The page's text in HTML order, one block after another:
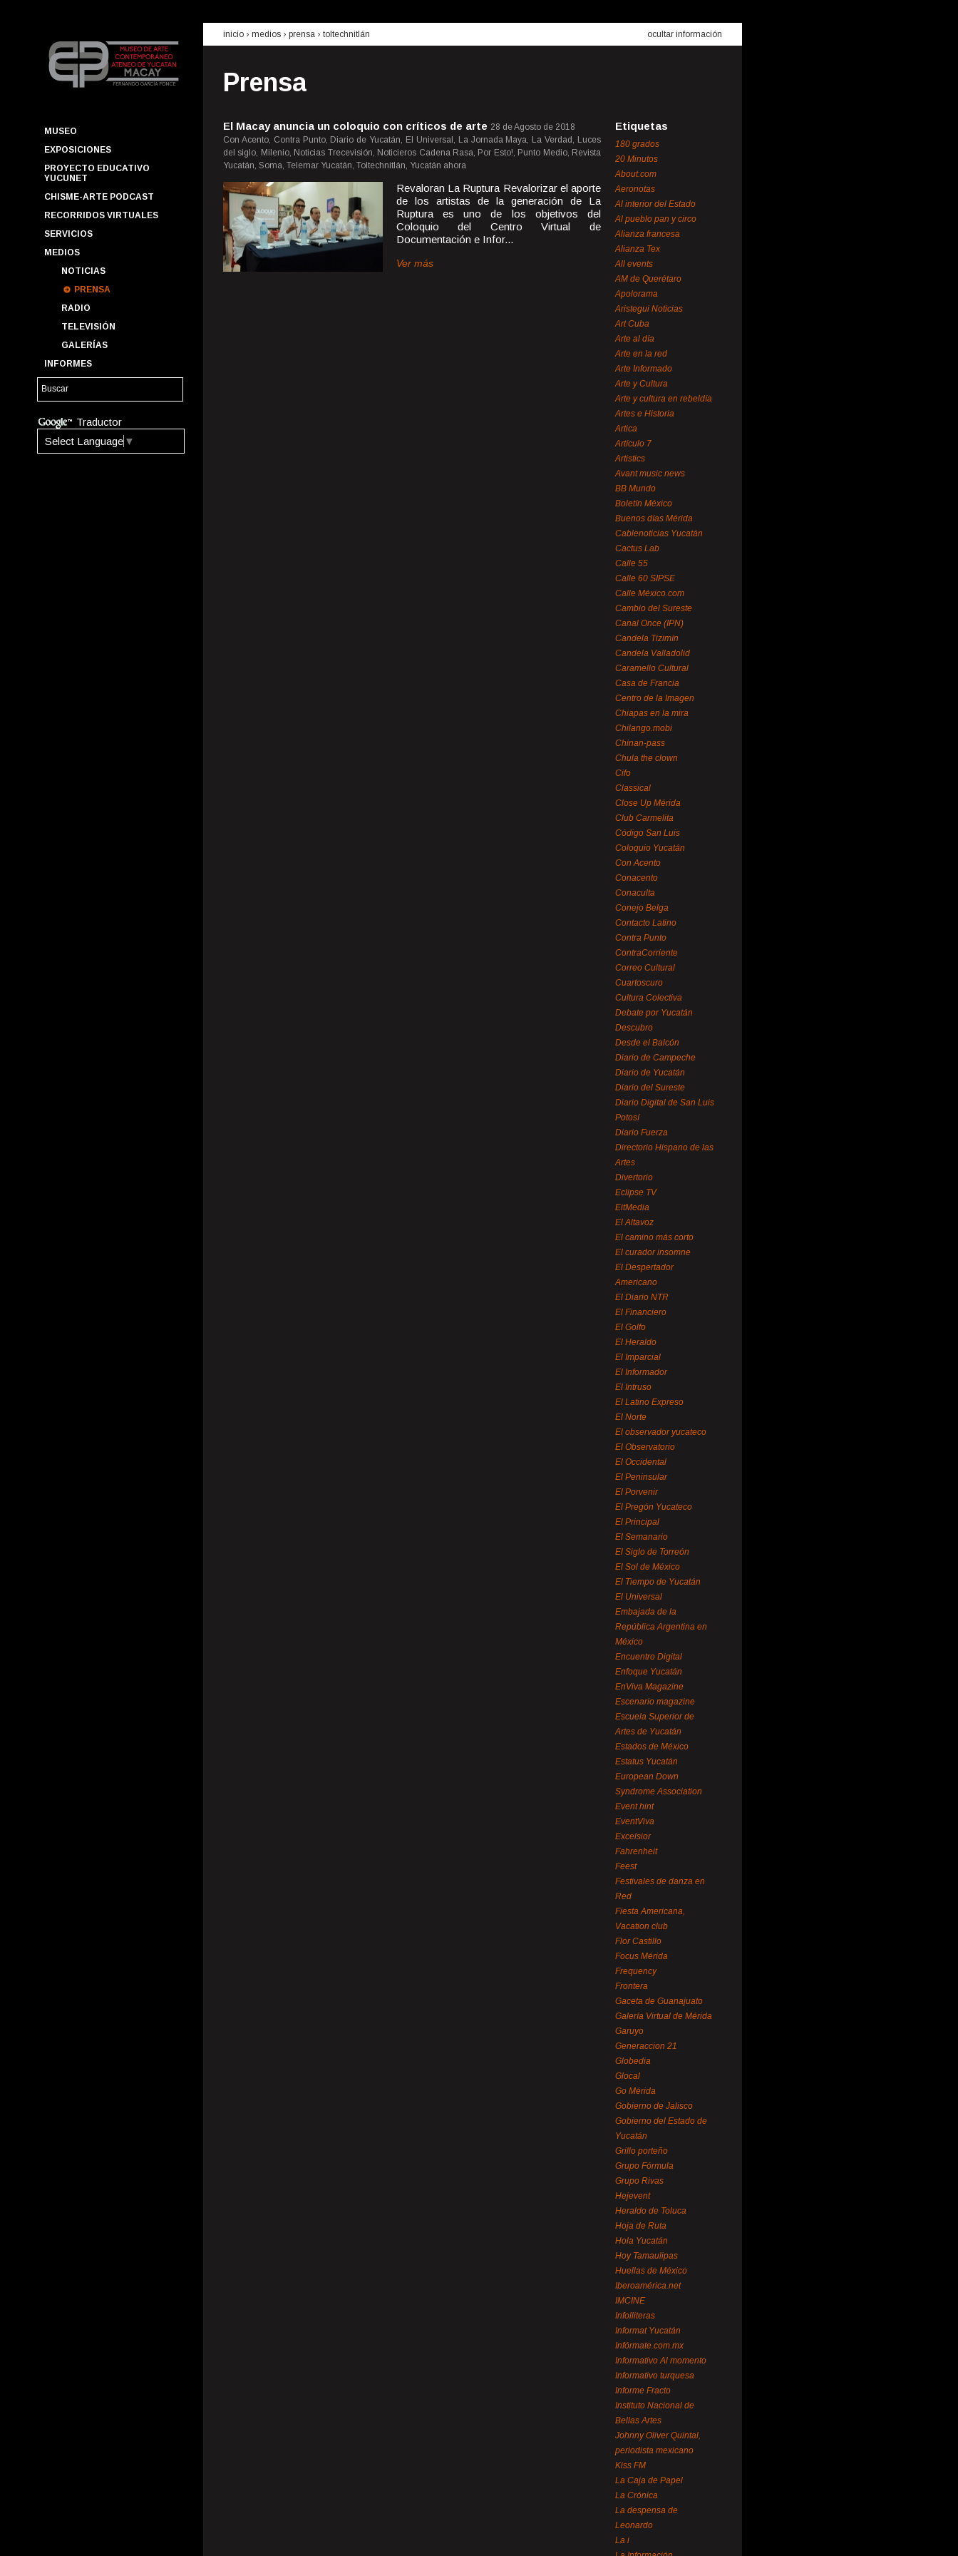
MUSEO
EXPOSICIONES
PROYECTO EDUCATIVO
YUCUNET
CHISME-ARTE PODCAST
RECORRIDOS VIRTUALES
SERVICIOS
MEDIOS
NOTICIAS
PRENSA
RADIO
TELEVISIÓN
GALERÍAS
INFORMES
Traductor
Select Language ▼
inicio › medios › prensa › toltechnitlán ocultar información
Prensa
El Macay anuncia un coloquio con críticos de arte 28 de Agosto de 2018
Con Acento, Contra Punto, Diario de Yucatán, El Universal, La Jornada Maya, La Verdad, Luces
del siglo, Milenio, Noticias Trecevisión, Noticieros Cadena Rasa, Por Esto!, Punto Medio, Revista
Yucatán, Soma, Telemar Yucatán, Toltechnitlán, Yucatán ahora
Revaloran La Ruptura Revalorizar el aporte
de los artistas de la generación de La
Ruptura es uno de los objetivos del
Coloquio del Centro Virtual de
Documentación e Infor...
Ver más
Etiquetas
180 grados
20 Minutos
About.com
Aeronotas
Al interior del Estado
Al pueblo pan y circo
Alianza francesa
Alianza Tex
All events
AM de Querétaro
Apolorama
Aristegui Noticias
Art Cuba
Arte al día
Arte en la red
Arte Informado
Arte y Cultura
Arte y cultura en rebeldía
Artes e Historia
Artica
Artículo 7
Artistics
Avant music news
BB Mundo
Boletín México
Buenos días Mérida
Cablenoticias Yucatán
Cactus Lab
Calle 55
Calle 60 SIPSE
Calle México.com
Cambio del Sureste
Canal Once (IPN)
Candela Tizimín
Candela Valladolid
Caramello Cultural
Casa de Francia
Centro de la Imagen
Chiapas en la mira
Chilango.mobi
Chinan-pass
Chula the clown
Cifo
Classical
Close Up Mérida
Club Carmelita
Código San Luis
Coloquio Yucatán
Con Acento
Conacento
Conaculta
Conejo Belga
Contacto Latino
Contra Punto
ContraCorriente
Correo Cultural
Cuartoscuro
Cultura Colectiva
Debate por Yucatán
Descubro
Desde el Balcón
Diario de Campeche
Diario de Yucatán
Diario del Sureste
Diario Digital de San Luis
Potosí
Diario Fuerza
Directorio Hispano de las
Artes
Divertorio
Eclipse TV
EitMedia
El Altavoz
El camino más corto
El curador insomne
El Despertador
Americano
El Diario NTR
El Financiero
El Golfo
El Heraldo
El Imparcial
El Informador
El Intruso
El Latino Expreso
El Norte
El observador yucateco
El Observatorio
El Occidental
El Peninsular
El Porvenir
El Pregón Yucateco
El Principal
El Semanario
El Siglo de Torreón
El Sol de México
El Tiempo de Yucatán
El Universal
Embajada de la
República Argentina en
México
Encuentro Digital
Enfoque Yucatán
EnViva Magazine
Escenario magazine
Escuela Superior de
Artes de Yucatán
Estados de México
Estatus Yucatán
European Down
Syndrome Association
Event hint
EventViva
Excelsior
Fahrenheit
Feest
Festivales de danza en
Red
Fiesta Americana,
Vacation club
Flor Castillo
Focus Mérida
Frequency
Frontera
Gaceta de Guanajuato
Galería Virtual de Mérida
Garuyo
Generaccion 21
Globedia
Glocal
Go Mérida
Gobierno de Jalisco
Gobierno del Estado de
Yucatán
Grillo porteño
Grupo Fórmula
Grupo Rivas
Hejevent
Heraldo de Toluca
Hoja de Ruta
Hola Yucatán
Hoy Tamaulipas
Huellas de México
Iberoamérica.net
IMCINE
Infolliteras
Informat Yucatán
Infórmate.com.mx
Informativo Al momento
Informativo turquesa
Informe Fracto
Instituto Nacional de
Bellas Artes
Johnny Oliver Quintal,
periodista mexicano
Kiss FM
La Caja de Papel
La Crónica
La despensa de
Leonardo
La i